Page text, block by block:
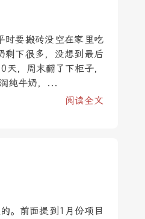
时要搬砖没空在家里吃
剩下很多，没想到最后
，周末翻了下柜子，
纯牛奶，...
阅读全文
。前面提到1月份项目